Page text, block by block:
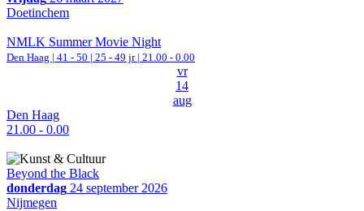
Doetinchem
NMLK Summer Movie Night
Den Haag | 41 - 50 | 25 - 49 jr | 21.00 - 0.00
vr
14
aug
Den Haag
21.00 - 0.00
Beyond the Black
donderdag 24 september 2026
Nijmegen